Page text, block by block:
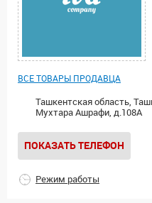
ВСЕ ТОВАРЫ ПРОДАВЦА
Ташкентская область,
Мухтара Ашрафи, д.108А
ПОКАЗАТЬ ТЕЛЕФОН
Режим работы